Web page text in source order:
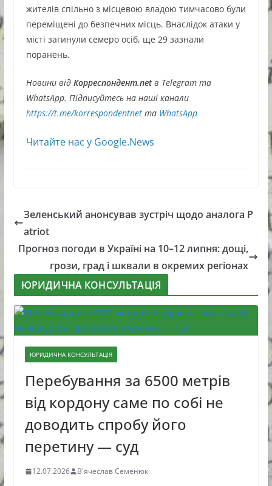
жителів спільно з місцевою владою тимчасово були
переміщені до безпечних місць. Внаслідок атаки у
місті загинули семеро осіб, ще 29 зазнали
поранень.
Новини відКорреспондент.netв Telegram та
WhatsApp. Підписуйтесь на наші канали
https://t.me/korrespondentnetта WhatsApp
Читайте нас у Google.News
Зеленський анонсував зустріч щодо аналога P
atriot
Прогноз погоди в Україні на 10–12 липня: дощі,
грози, град і шквали в окремих регіонах
ЮРИДИЧНА КОНСУЛЬТАЦІЯ
ЮРИДИЧНА КОНСУЛЬТАЦІЯ
Перебування за 6500 метрів
від кордону саме по собі не
доводить спробу його
перетину — суд
12.07.2026 В'ячеслав Семенюк